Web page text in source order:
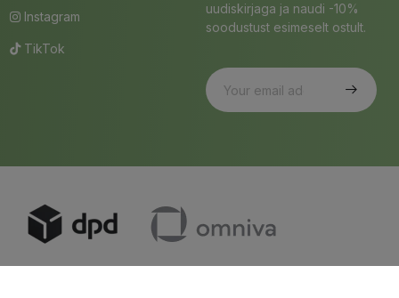
Instagram
TikTok
uudiskirjaga ja naudi -10%
soodustust esimeselt ostult.